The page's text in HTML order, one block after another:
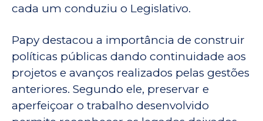
cada um conduziu o Legislativo.
Papy destacou a importância de construir
políticas públicas dando continuidade aos
projetos e avanços realizados pelas gestões
anteriores. Segundo ele, preservar e
aperfeiçoar o trabalho desenvolvido